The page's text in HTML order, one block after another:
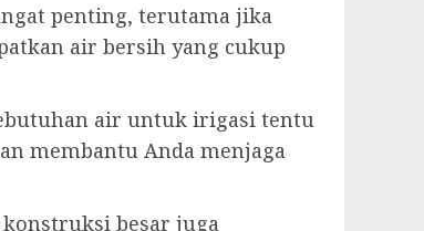
penting, terutama jika
air bersih yang cukup
air untuk irigasi tentu
membantu Anda menjaga
besar juga